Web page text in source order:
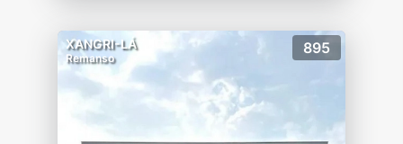
XANGRI-LÁ
Remanso
895